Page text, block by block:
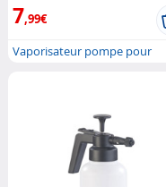
7,99€
Vaporisateur pompe pour